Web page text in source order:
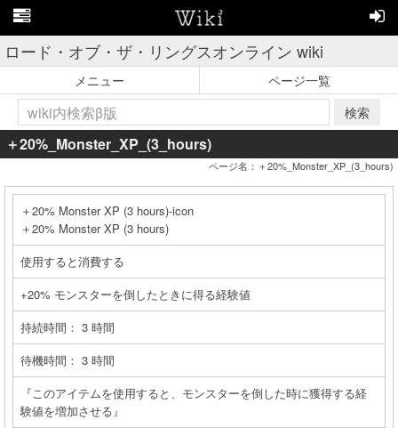
ロード・オブ・ザ・リングスオンライン wiki
メニュー
ページ一覧
検索
＋20%_Monster_XP_(3_hours)
ページ名：＋20%_Monster_XP_(3_hours)
＋20% Monster XP (3 hours)-icon
＋20% Monster XP (3 hours)
使用すると消費する
+20% モンスターを倒したときに得る経験値
持続時間： 3 時間
待機時間： 3 時間
『このアイテムを使用すると、モンスターを倒した時に獲得する経
験値を増加させる』